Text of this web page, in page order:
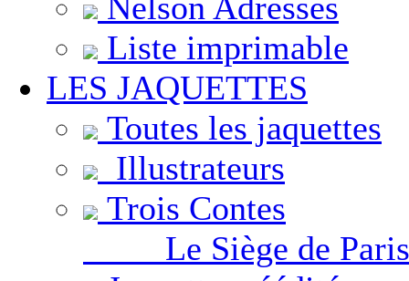
Liste imprimable
LES JAQUETTES
Toutes les jaquettes
Illustrateurs
Trois Contes
Le Siège de Paris